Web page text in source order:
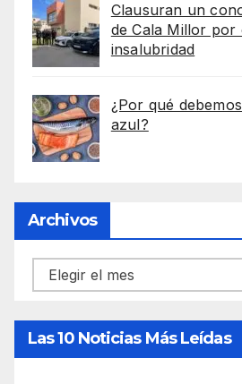
Clausuran un
de Cala Millor por
insalubridad
¿Por qué
azul?
Archivos
Archivos
Las 10 Noticias Más Leídas